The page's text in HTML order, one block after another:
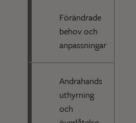
Förändrade
behov och
anpassningar
Andrahands
uthyrning
och